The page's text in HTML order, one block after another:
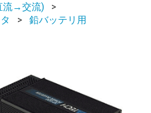
流→交流)
鉛バッテリ用